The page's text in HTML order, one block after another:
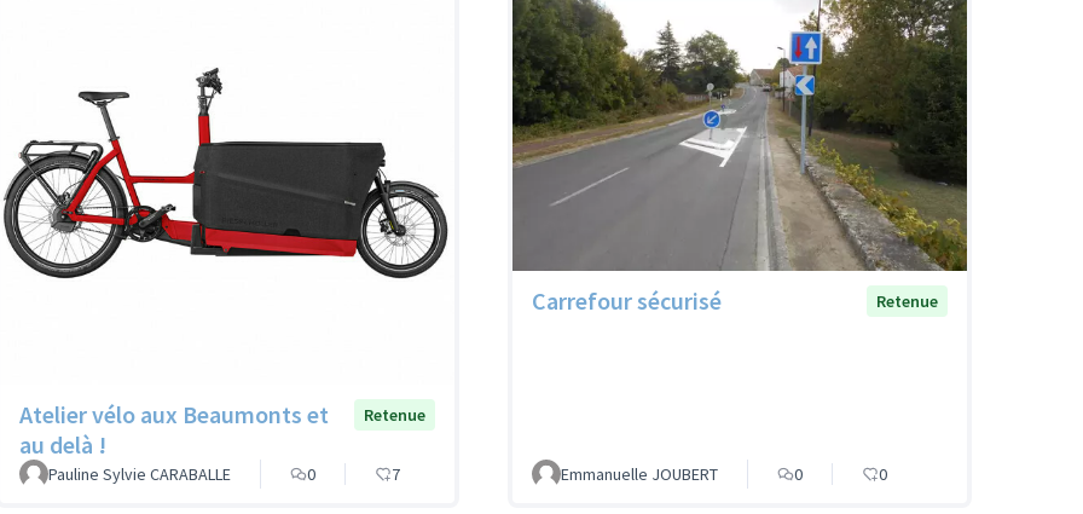
Atelier vélo aux Beaumonts et
au delà !
Retenue
Pauline Sylvie CARABALLE 0 7
Carrefour sécurisé Retenue
Emmanuelle JOUBERT 0 0